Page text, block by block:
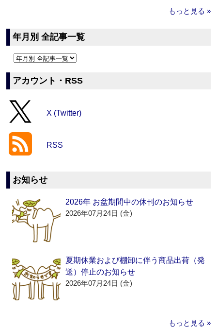
もっと見る »
年月別 全記事一覧
アカウント・RSS
X (Twitter)
RSS
お知らせ
2026年 お盆期間中の休刊のお知らせ
2026年07月24日 (金)
夏期休業および棚卸に伴う商品出荷（発
送）停止のお知らせ
2026年07月24日 (金)
もっと見る »